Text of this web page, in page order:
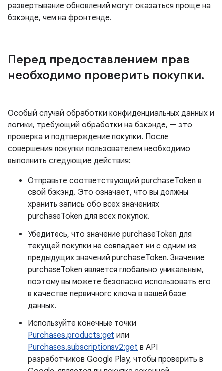
развертывание обновлений могут оказаться проще на
бэкэнде, чем на фронтенде.
Перед предоставлением прав
необходимо проверить покупки.
Особый случай обработки конфиденциальных данных и
логики, требующий обработки на бэкэнде, — это
проверка и подтверждение покупки. После
совершения покупки пользователем необходимо
выполнить следующие действия:
Отправьте соответствующий purchaseToken в
свой бэкэнд. Это означает, что вы должны
хранить запись обо всех значениях
purchaseToken для всех покупок.
Убедитесь, что значение purchaseToken для
текущей покупки не совпадает ни с одним из
предыдущих значений purchaseToken. Значение
purchaseToken является глобально уникальным,
поэтому вы можете безопасно использовать его
в качестве первичного ключа в вашей базе
данных.
Используйте конечные точки
Purchases.products:get или
Purchases.subscriptionsv2:get в API
разработчиков Google Play, чтобы проверить в